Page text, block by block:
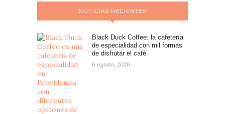
NOTICIAS RECIENTES
Black Duck Coffee: la cafetería
de especialidad con mil formas
de disfrutar el café
6 agosto, 2026